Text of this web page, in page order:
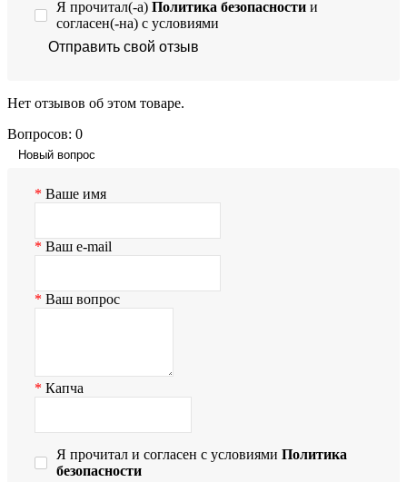
Я прочитал(-а) Политика безопасности и
согласен(-на) с условиями
Отправить свой отзыв
Нет отзывов об этом товаре.
Вопросов: 0
Новый вопрос
Ваше имя
Ваш e-mail
Ваш вопрос
Капча
Я прочитал и согласен с условиями Политика
безопасности